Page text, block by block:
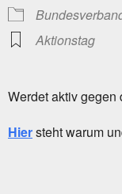
Aktionstag
Werdet aktiv gegen
Hiersteht warum